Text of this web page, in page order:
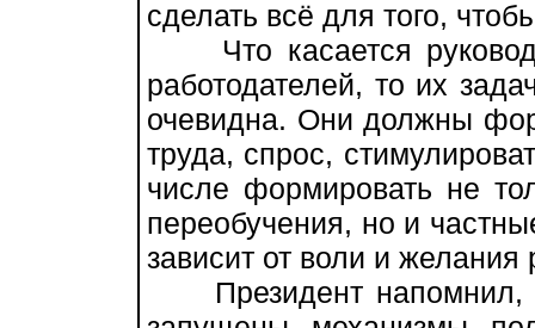
сделать всё для того,
Что касается
работодателей, то их
очевидна. Они должны
труда, спрос,
числе формировать не
переобучения, но и
зависит от воли и желания
Президент напомнил,